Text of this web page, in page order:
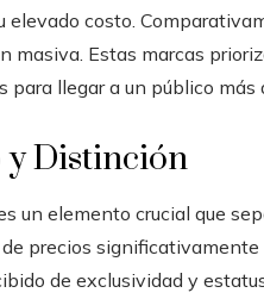
elevado costo.
masiva. Estas marcas
para llegar a un público más
y Distinción
un elemento crucial que
precios
de exclusividad y